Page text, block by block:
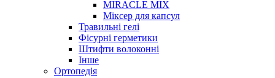
MIRACLE MIX
Міксер для капсул
Травильні гелі
Фісурні герметики
Штифти волоконні
Інше
Ортопедія